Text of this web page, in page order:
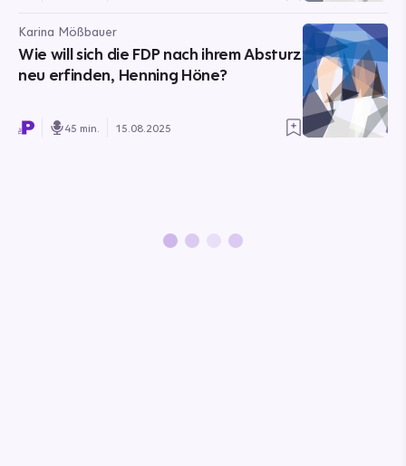
Karina Mößbauer
Wie will sich die FDP nach ihrem Absturz
neu erfinden, Henning Höne?
45 min. 15.08.2025